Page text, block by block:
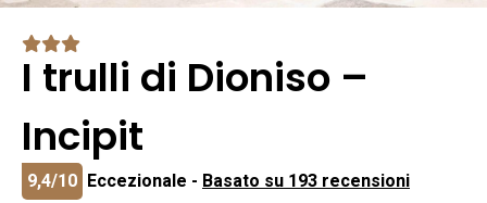
I trulli di Dioniso –
Incipit
9,4/10 Eccezionale - Basato su 193 recensioni